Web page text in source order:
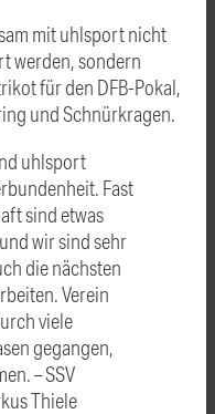
mit uhlsport nicht
werden, sondern
für den DFB-Pokal,
und Schnürkragen.
uhlsport
Fast
sind etwas
wir sind sehr
die nächsten
Verein
viele
gegangen,
– SSV
Thiele